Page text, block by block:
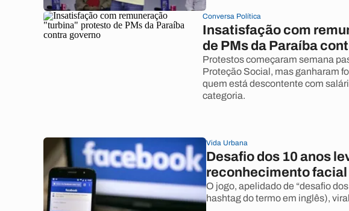
Conversa Política
Insatisfação com
de PMs da Paraíba
Protestos começaram semana
Proteção Social, mas ganharam
quem está descontente com
categoria.
Vida Urbana
Desafio dos 10 anos
reconhecimento facial
O jogo, apelidado de “desafio
hashtag do termo em inglês),